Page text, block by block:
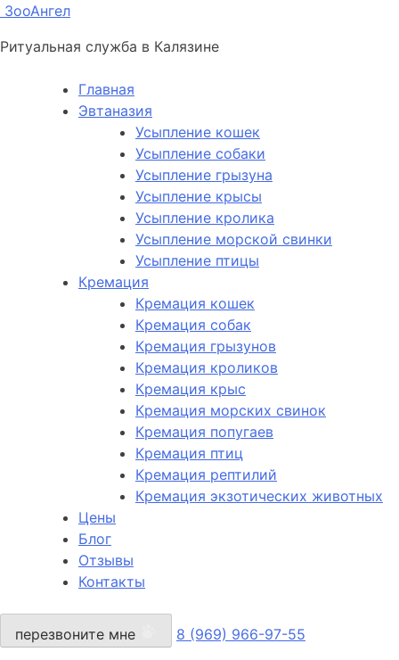
ЗооАнгел
Ритуальная служба в Калязине
Главная
Эвтаназия
Усыпление кошек
Усыпление собаки
Усыпление грызуна
Усыпление крысы
Усыпление кролика
Усыпление морской свинки
Усыпление птицы
Кремация
Кремация кошек
Кремация собак
Кремация грызунов
Кремация кроликов
Кремация крыс
Кремация морских свинок
Кремация попугаев
Кремация птиц
Кремация рептилий
Кремация экзотических животных
Цены
Блог
Отзывы
Контакты
перезвоните мне 8 (969) 966-97-55